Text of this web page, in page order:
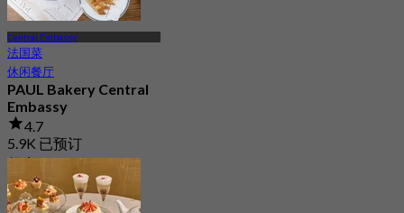
Central Embassy
法国菜
休闲餐厅
PAUL Bakery Central
Embassy
4.7
5.9K 已预订
起฿ 425